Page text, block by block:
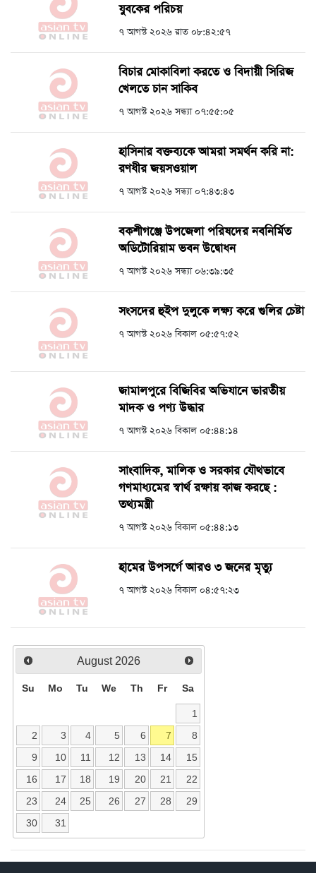
যুবকের পরিচয়
৭ আগস্ট ২০২৬ রাত ০৮:৪২:৫৭
বিচার মোকাবিলা করতে ও বিদায়ী সিরিজ
খেলতে চান সাকিব
৭ আগস্ট ২০২৬ সন্ধ্যা ০৭:৫৫:০৫
হাসিনার বক্তব্যকে আমরা সমর্থন করি না:
রণধীর জয়সওয়াল
৭ আগস্ট ২০২৬ সন্ধ্যা ০৭:৪৩:৪৩
বকশীগঞ্জে উপজেলা পরিষদের নবনির্মিত
অডিটোরিয়াম ভবন উদ্বোধন
৭ আগস্ট ২০২৬ সন্ধ্যা ০৬:৩৯:৩৫
সংসদের হুইপ দুলুকে লক্ষ্য করে গুলির চেষ্টা
৭ আগস্ট ২০২৬ বিকাল ০৫:৫৭:৫২
জামালপুরে বিজিবির অভিযানে ভারতীয়
মাদক ও পণ্য উদ্ধার
৭ আগস্ট ২০২৬ বিকাল ০৫:৪৪:১৪
সাংবাদিক, মালিক ও সরকার যৌথভাবে
গণমাধ্যমের স্বার্থ রক্ষায় কাজ করছে :
তথ্যমন্ত্রী
৭ আগস্ট ২০২৬ বিকাল ০৫:৪৪:১৩
হামের উপসর্গে আরও ৩ জনের মৃত্যু
৭ আগস্ট ২০২৬ বিকাল ০৪:৫৭:২৩
August 2026
Su Mo Tu We Th Fr Sa
1
2
3 4 5 6 7
8
9
10 11 12 13 14
15
16
17 18 19 20 21
22
23
24 25 26 27 28
29
30
31